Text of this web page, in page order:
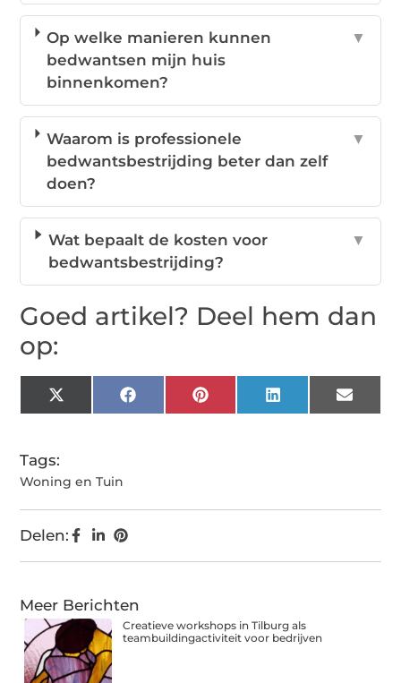
Op welke manieren kunnen
bedwantsen mijn huis
binnenkomen?
▼
Waarom is professionele
bedwantsbestrijding beter dan zelf
doen?
▼
Wat bepaalt de kosten voor
bedwantsbestrijding?
▼
Goed artikel? Deel hem dan
op:
X
(Twitter)
FacebookPinterestLinkedIn Email
Tags:
Woning en Tuin
Delen:
Meer Berichten
Creatieve workshops in Tilburg als
teambuildingactiviteit voor bedrijven